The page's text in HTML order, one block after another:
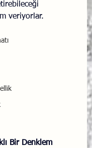
veriyorlar.
Bir Denklem